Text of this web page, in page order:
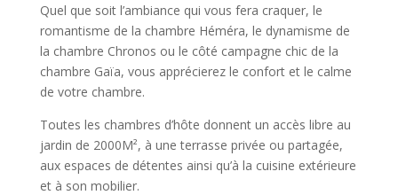
Quel que soit l’ambiance qui vous fera craquer, le
romantisme de la chambre Héméra, le dynamisme de
la chambre Chronos ou le côté campagne chic de la
chambre Gaïa, vous apprécierez le confort et le calme
de votre chambre.
Toutes les chambres d’hôte donnent un accès libre au
jardin de 2000M², à une terrasse privée ou partagée,
aux espaces de détentes ainsi qu’à la cuisine extérieure
et à son mobilier.